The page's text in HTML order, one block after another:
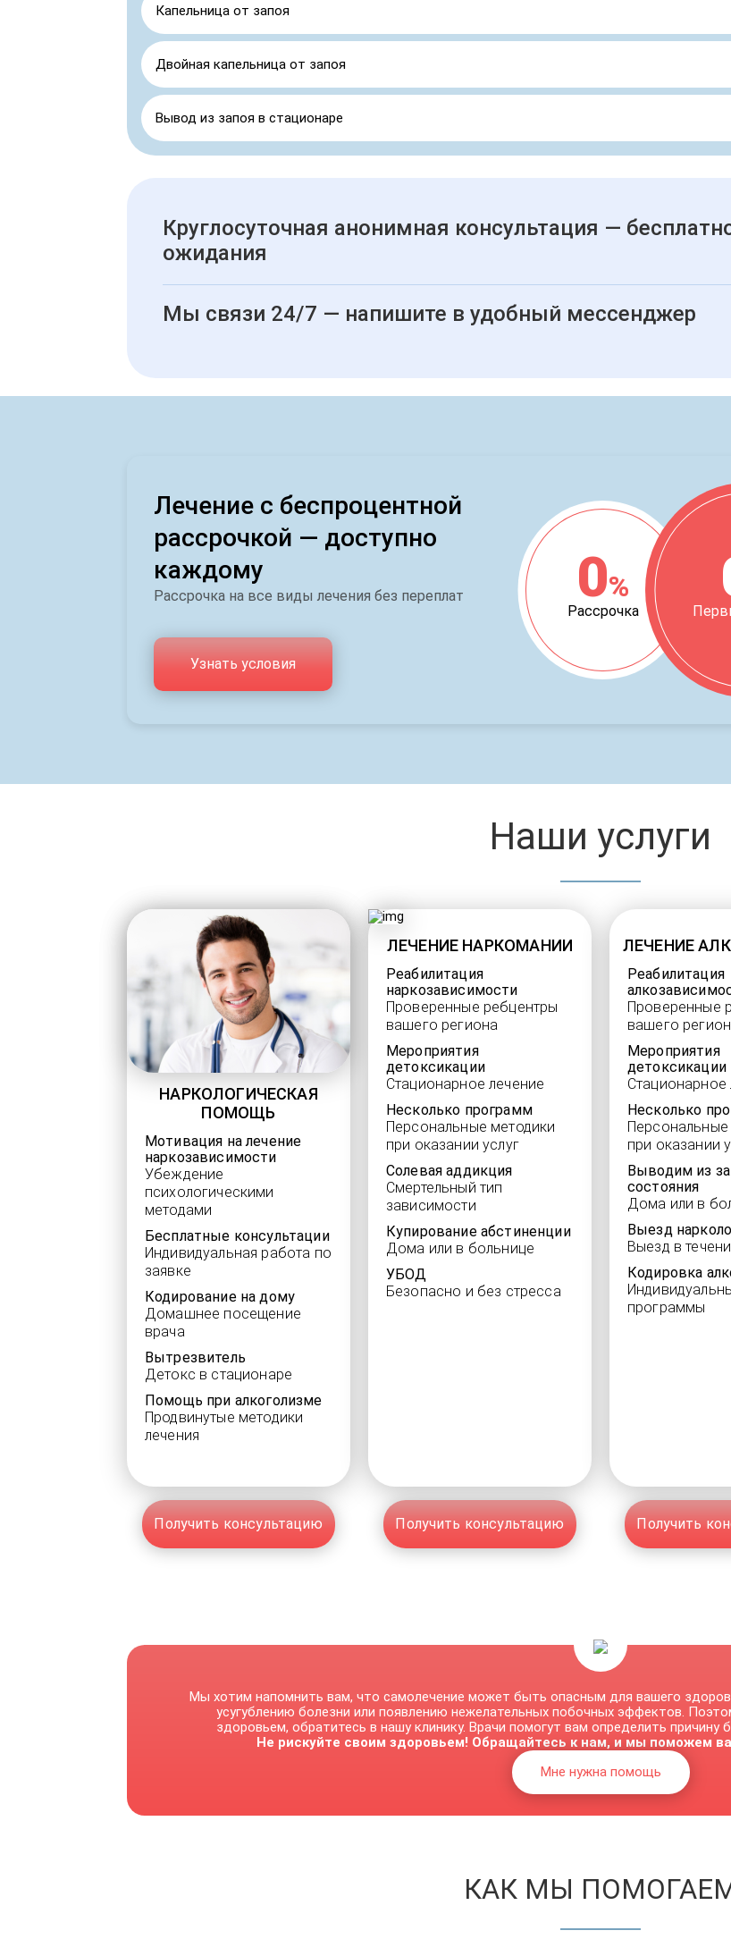
Капельница от запоя
Двойная капельница от запоя
Вывод из запоя в стационаре
Круглосуточная анонимная консультация —
ожидания
Мы связи 24/7 — напишите в удобный мессенджер
Лечение с беспроцентной
рассрочкой — доступно
каждому
Рассрочка на все виды лечения без переплат 0%
Рассрочка
Узнать условия
Наши услуги
НАРКОЛОГИЧЕСКАЯ
ПОМОЩЬ
Мотивация на лечение
наркозависимости
Убеждение
психологическими
методами
Бесплатные консультации
Индивидуальная работа по
заявке
Кодирование на дому
Домашнее посещение
врача
Вытрезвитель
Детокс в стационаре
Помощь при алкоголизме
Продвинутые методики
лечения
Получить консультацию
ЛЕЧЕНИЕ НАРКОМАНИИ
Реабилитация
наркозависимости
Проверенные ребцентры
вашего региона
Мероприятия
детоксикации
Стационарное лечение
Несколько программ
Персональные методики
при оказании услуг
Солевая аддикция
Смертельный тип
зависимости
Купирование абстиненции
Дома или в больнице
УБОД
Безопасно и без стресса
Получить консультацию
ЛЕЧЕНИЕ
Реабилитация
Проверенные
вашего
Мероприятия
детоксикации
Стационарное
Несколько
Персональные
при оказании
Выводим из
состояния
Дома или в
Выезд
Выезд в
Кодировка
программы
Получить
Мы хотим напомнить вам, что самолечение может быть опасным для вашего
усугублению болезни или появлению нежелательных побочных эффектов.
здоровьем, обратитесь в нашу клинику. Врачи помогут вам определить причину
Не рискуйте своим здоровьем! Обращайтесь к нам, и мы поможем
Мне нужна помощь
КАК МЫ